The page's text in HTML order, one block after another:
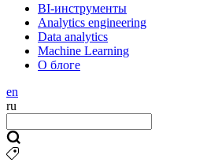
BI-инструменты
Analytics engineering
Data analytics
Machine Learning
О блоге
en
ru